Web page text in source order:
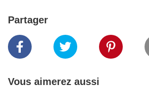
Partager
Vous aimerez aussi